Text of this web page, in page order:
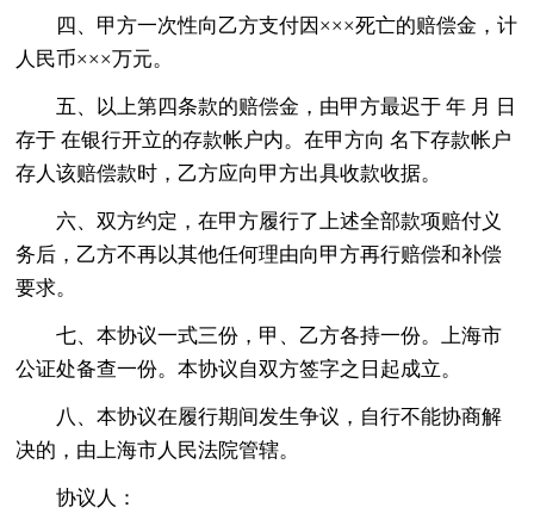
四、甲方一次性向乙方支付因×××死亡的赔偿金，计
人民币×××万元。
五、以上第四条款的赔偿金，由甲方最迟于 年 月 日
存于 在银行开立的存款帐户内。在甲方向 名下存款帐户
存人该赔偿款时，乙方应向甲方出具收款收据。
六、双方约定，在甲方履行了上述全部款项赔付义
务后，乙方不再以其他任何理由向甲方再行赔偿和补偿
要求。
七、本协议一式三份，甲、乙方各持一份。上海市
公证处备查一份。本协议自双方签字之日起成立。
八、本协议在履行期间发生争议，自行不能协商解
决的，由上海市人民法院管辖。
协议人：